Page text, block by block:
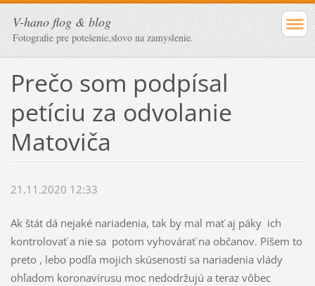
V-hano flog & blog
Fotografie pre potešenie,slovo na zamyslenie.
Prečo som podpísal
petíciu za odvolanie
Matoviča
21.11.2020 12:33
Ak štát dá nejaké nariadenia, tak by mal mať aj páky ich
kontrolovať a nie sa potom vyhovárať na občanov. Píšem to
preto , lebo podľa mojich skúseností sa nariadenia vlády
ohľadom koronavírusu moc nedodržujú a teraz vôbec